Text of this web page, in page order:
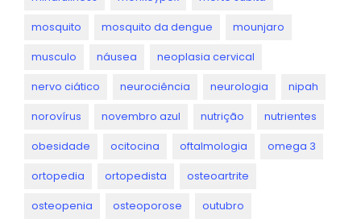
mosquito mosquito da dengue mounjaro
musculo náusea neoplasia cervical
nervo ciático neurociência neurologia nipah
norovírus novembro azul nutrição nutrientes
obesidade ocitocina oftalmologia omega 3
ortopedia ortopedista osteoartrite
osteopenia osteoporose outubro